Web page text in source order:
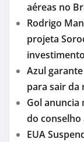
aéreas no
Rodrigo
projeta
Azul
para sair da
Gol
do
EUA